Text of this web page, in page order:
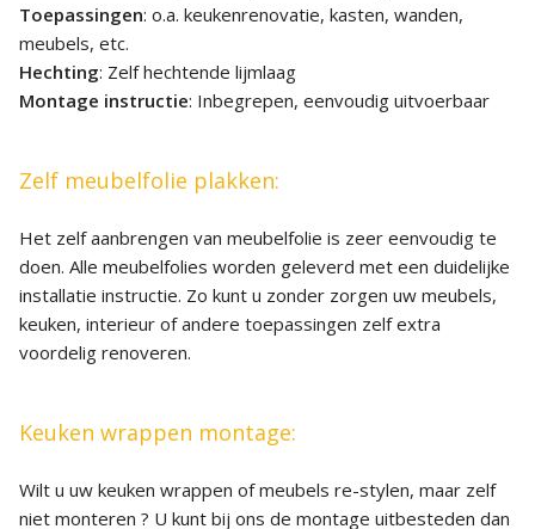
Toepassingen: o.a. keukenrenovatie, kasten, wanden,
meubels, etc.
Hechting: Zelf hechtende lijmlaag
Montage instructie: Inbegrepen, eenvoudig uitvoerbaar
Zelf meubelfolie plakken:
Het zelf aanbrengen van meubelfolie is zeer eenvoudig te
doen. Alle meubelfolies worden geleverd met een duidelijke
installatie instructie. Zo kunt u zonder zorgen uw meubels,
keuken, interieur of andere toepassingen zelf extra
voordelig renoveren.
Keuken wrappen montage:
Wilt u uw keuken wrappen of meubels re-stylen, maar zelf
niet monteren ? U kunt bij ons de montage uitbesteden dan